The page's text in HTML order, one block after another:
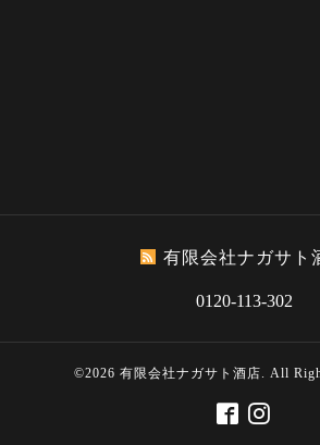
有限会社ナガサト
0120-113-302
©2026 有限会社ナガサト酒店. All